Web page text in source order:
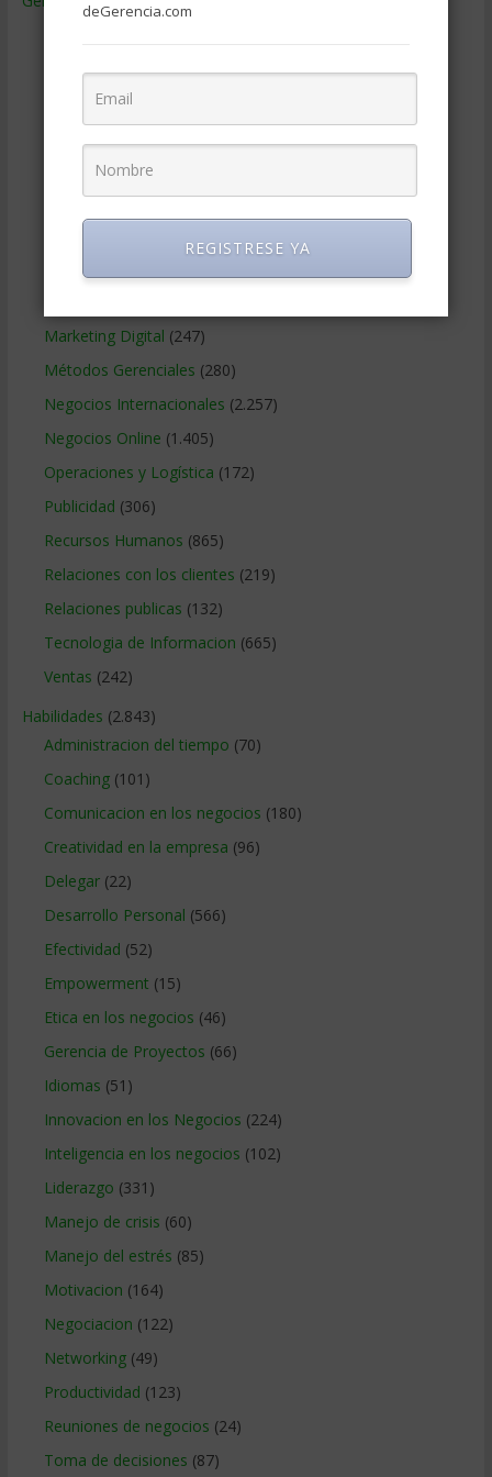
Educacion Gerencial
Estrategia Empresarial(304)
Finanzas Corporativas
Gerencia social y ambiental(223)
Marketing Digital (247)
Métodos Gerenciales (280)
Negocios Internacionales (2.257)
Negocios Online (1.405)
Operaciones y Logística (172)
Publicidad (306)
Recursos Humanos (865)
Relaciones con los clientes (219)
Relaciones publicas (132)
Tecnologia de Informacion (665)
Ventas (242)
Habilidades (2.843)
Administracion del tiempo (70)
Coaching(101)
Comunicacion en los negocios (180)
Creatividad en la empresa (96)
Delegar(22)
Desarrollo Personal (566)
Efectividad (52)
Empowerment (15)
Etica en los negocios (46)
Gerencia de Proyectos (66)
Idiomas (51)
Innovacion en los Negocios (224)
Inteligencia en los negocios (102)
Liderazgo (331)
Manejo de crisis (60)
Manejo del estrés (85)
Motivacion (164)
Negociacion (122)
Networking(49)
Productividad (123)
Reuniones de negocios (24)
Toma de decisiones (87)
deGerencia.com
REGISTRESE YA